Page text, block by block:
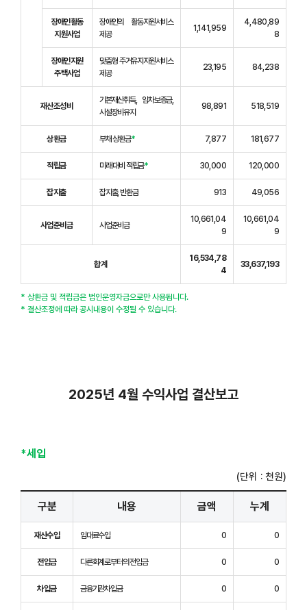
장애인활동
지원사업
장애인의 활동지원서비스
제공
1,141,959
4,480,89
8
장애인지원
주택사업
맞춤형 주거유지지원서비스
제공
23,195 84,238
재산조성비
기본재산취득, 임차보증금,
시설장비유지
98,891 518,519
상환금 부채 상환금* 7,877 181,677
적립금 미래 대비 적립금* 30,000 120,000
잡지출 잡지출, 반환금 913 49,056
사업준비금 사업준비금
10,661,04
9
10,661,04
9
합계
16,534,78
4
33,637,193
* 상환금 및 적립금은 법인운영자금으로만 사용됩니다.
* 결산조정에 따라 공시내용이 수정될 수 있습니다.
2025년 4월 수익사업 결산보고
*세입
(단위 : 천원)
구분 내용 금액 누계
재산수입 임대료수입 0 0
전입금 다른회계로부터의 전입금 0 0
차입금 금융기관차입금 0 0